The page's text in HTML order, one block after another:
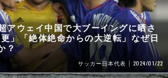
アウェイ中国で大ブーイングに晒さ
」「絶体絶命からの大逆転」なぜ日
？
サッカー日本代表 2024/01/22